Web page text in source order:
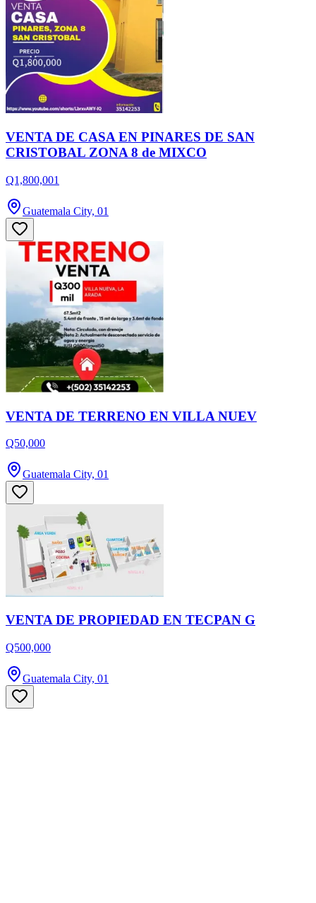
VENTA DE CASA EN PINARES DE SAN
CRISTOBAL ZONA 8 de MIXCO
Q1,800,001
Guatemala City, 01
VENTA DE TERRENO EN VILLA NUEV
Q50,000
Guatemala City, 01
VENTA DE PROPIEDAD EN TECPAN G
Q500,000
Guatemala City, 01